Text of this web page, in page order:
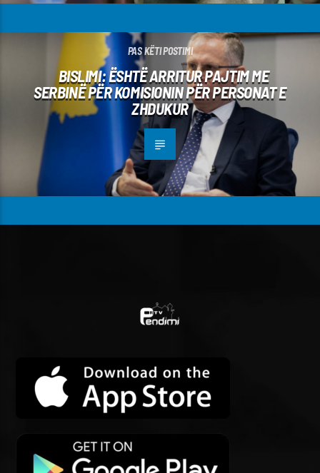
PAS KËTI POSTIMI
BISLIMI: ËSHTË ARRITUR PAJTIM ME
SERBINË PËR KOMISIONIN PËR PERSONAT E
ZHDUKUR